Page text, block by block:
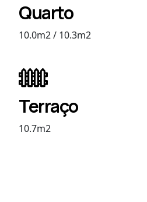
Quarto
10.0m2 / 10.3m2
Terraço
10.7m2